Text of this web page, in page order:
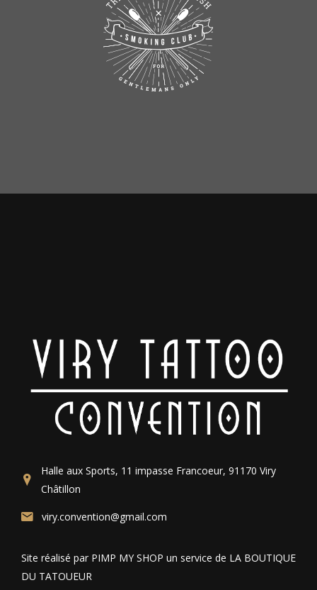
Halle aux Sports, 11 impasse Francoeur, 91170 Viry
Châtillon
viry.convention@gmail.com
Site réalisé par PIMP MY SHOP un service de LA BOUTIQUE
DU TATOUEUR